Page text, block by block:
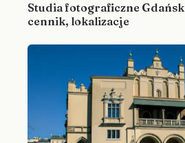
Studia fotograficzne
cennik, lokalizacje